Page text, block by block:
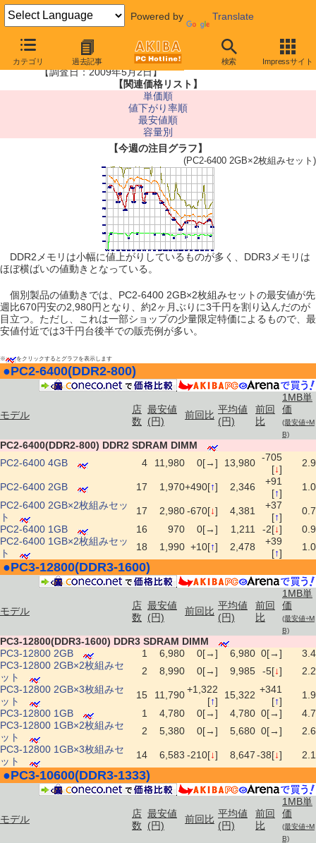
Powered by Translate
カテゴリ 過去記事 検索 Impressサイト
■メモリ最安値情報
【調査日：2009年5月2日】
【関連価格リスト】
単価順
値下がり率順
最安値順
容量別
【今週の注目グラフ】
(PC2-6400 2GB×2枚組みセット)
DDR2メモリは小幅に値上がりしているものが多く、DDR3メモリは
ほぼ横ばいの値動きとなっている。
個別製品の値動きでは、PC2-6400 2GB×2枚組みセットの最安値が先
週比670円安の2,980円となり、約2ヶ月ぶりに3千円を割り込んだのが
目立つ。ただし、これは一部ショップの少量限定特価によるもので、最
安値付近では3千円台後半での販売例が多い。
※ をクリックするとグラフを表示します
●PC2-6400(DDR2-800)
モデル
店
数
最安値
(円)
前回比 平均値
(円)
前回
比
1MB単
価
(最安値÷M
B)
PC2-6400(DDR2-800) DDR2 SDRAM DIMM
PC2-6400 4GB
4 11,980 0[→] 13,980 -705
[↓]
2.9
PC2-6400 2GB 17 1,970+490[↑] 2,346
+91
[↑]
1.0
PC2-6400 2GB×2枚組みセッ
ト
17 2,980-670[↓] 4,381
+37
[↑]
0.7
PC2-6400 1GB
16 970 0[→] 1,211 -2[↓]
0.9
PC2-6400 1GB×2枚組みセッ
ト
18 1,990 +10[↑] 2,478
+39
[↑]
1.0
●PC3-12800(DDR3-1600)
モデル
店
数
最安値
(円)
前回比 平均値
(円)
前回
比
1MB単
価
(最安値÷M
B)
PC3-12800(DDR3-1600) DDR3 SDRAM DIMM
PC3-12800 2GB
1 6,980 0[→] 6,980 0[→]
3.4
PC3-12800 2GB×2枚組みセ
ット
2 8,990 0[→] 9,985 -5[↓]
2.2
PC3-12800 2GB×3枚組みセ
ット
15 11,790+1,322
[↑]
15,322 +341
[↑]
1.9
PC3-12800 1GB
1 4,780 0[→] 4,780 0[→]
4.7
PC3-12800 1GB×2枚組みセ
ット
2 5,380 0[→] 5,680 0[→]
2.6
PC3-12800 1GB×3枚組みセ
ット
14 6,583 -210[↓] 8,647-38[↓]
2.1
●PC3-10600(DDR3-1333)
モデル
店
数
最安値
(円)
前回比 平均値
(円)
前回
比
1MB単
価
(最安値÷M
B)